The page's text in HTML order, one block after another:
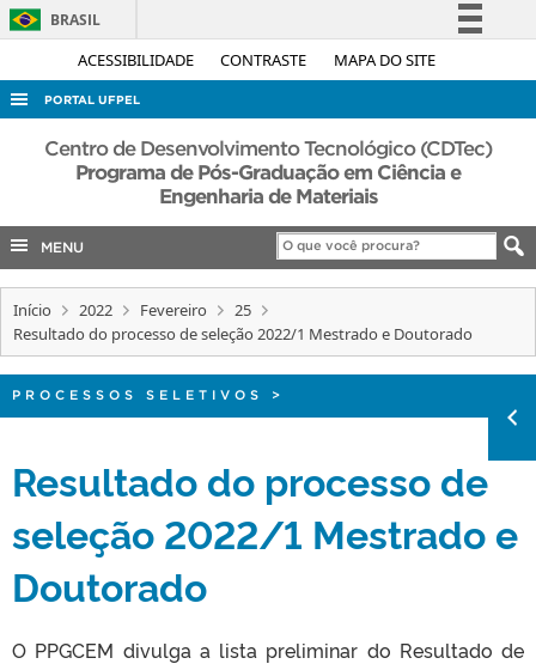
ACESSIBILIDADE CONTRASTE MAPA DO SITE
BRASIL
Simplifique!
Acesso à informação
Legislação
Canais
PORTAL UFPEL
ACESSO À INFORMAÇÃO
AUDITORIA
EDITAIS
INTERNACIONAL
Centro de Desenvolvimento Tecnológico (CDTec)
Programa de Pós-Graduação em Ciência e
Engenharia de Materiais
MENU
Início 2022 Fevereiro
25
Resultado do processo de seleção 2022/1 Mestrado e Doutorado
PROCESSOS SELETIVOS >
Resultado do processo de
seleção 2022/1 Mestrado e
Doutorado
O PPGCEM divulga a lista preliminar do Resultado de